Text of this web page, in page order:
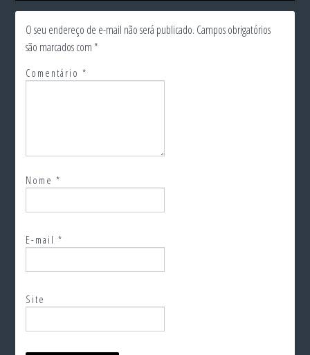
O seu endereço de e-mail não será publicado. Campos obrigatórios
são marcados com *
Comentário*
Nome*
E-mail*
Site